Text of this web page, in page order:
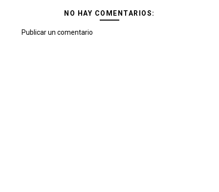
NO HAY COMENTARIOS:
Publicar un comentario